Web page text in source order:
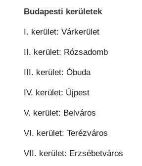
Budapesti kerületek
I. kerület: Várkerület
II. kerület: Rózsadomb
III. kerület: Óbuda
IV. kerület: Újpest
V. kerület: Belváros
VI. kerület: Terézváros
VII. kerület: Erzsébetváros